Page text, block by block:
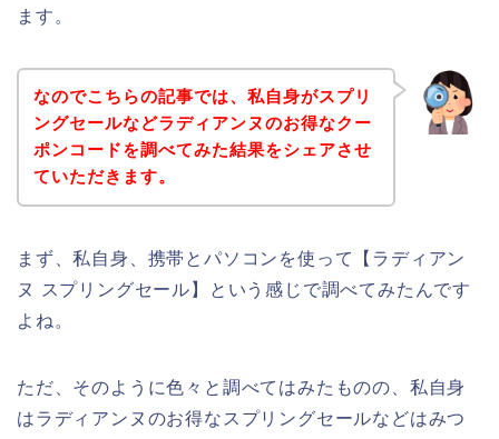
ます。
なのでこちらの記事では、私自身がスプリ
ングセールなどラディアンヌのお得なクー
ポンコードを調べてみた結果をシェアさせ
ていただきます。
まず、私自身、携帯とパソコンを使って【ラディアン
ヌ スプリングセール】という感じで調べてみたんです
よね。
ただ、そのように色々と調べてはみたものの、私自身
はラディアンヌのお得なスプリングセールなどはみつ